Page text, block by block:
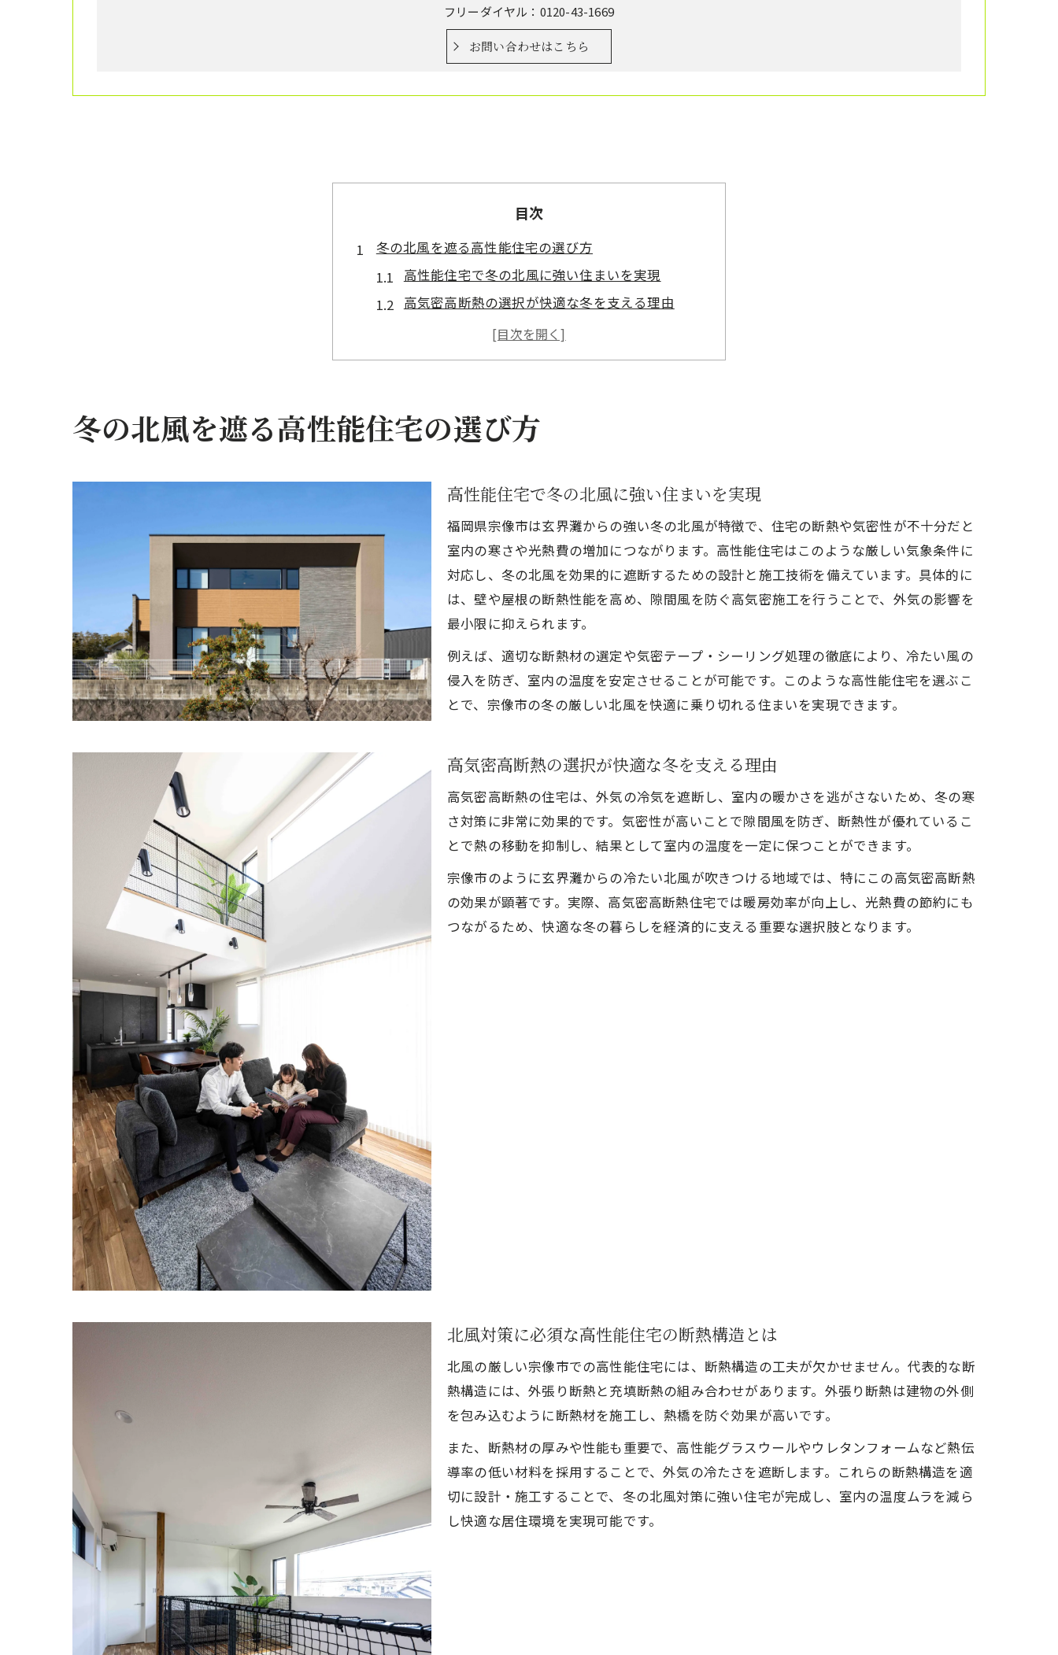
フリーダイヤル：0120-43-1669
お問い合わせはこちら
目次
冬の北風を遮る高性能住宅の選び方
高性能住宅で冬の北風に強い住まいを実現
高気密高断熱の選択が快適な冬を支える理由
北風対策に必須な高性能住宅の断熱構造とは
高性能住宅の特徴と選び方のポイントを徹底解説
高気密高断熱で叶える宗像市の快適な家づくり
高性能住宅が宗像市の冬を快適にする理由
高性能住宅の断熱性能が快適な暮らしを支える
宗像市の気候に最適な高気密高断熱住宅計画
高性能住宅なら家族の健康も守れる設計に
玄界灘からの寒風対策なら高性能住宅が最適
高性能住宅は玄界灘の寒風から家を守る
高気密高断熱住宅で北風の冷気をシャットアウト
高性能住宅が叶える冬の温かい室内環境
玄界灘の冷たい風に負けない断熱技術とは
高性能住宅で冷暖房効率も大幅アップ
高性能住宅の断熱性能が省エネを実現する
高気密高断熱の工夫で光熱費を抑える仕組み
快適な冬を叶える断熱技術の最新トレンド
高性能住宅なら健康と経済性も両立可能
省エネ住宅を選ぶ際の断熱性能チェック法
家計に優しい高性能住宅の光熱費削減術
高性能住宅で無理なく光熱費を節約する方法
住み心地アップの高性能住宅メリット総まとめ
高断熱高気密住宅のデメリットも正しく知ろう
高性能住宅選びで後悔しないための注意点
冬の北風を遮る高性能住宅の選び方
高性能住宅で冬の北風に強い住まいを実現
福岡県宗像市は玄界灘からの強い冬の北風が特徴で、住宅の断熱や気密性が不十分だと
室内の寒さや光熱費の増加につながります。高性能住宅はこのような厳しい気象条件に
対応し、冬の北風を効果的に遮断するための設計と施工技術を備えています。具体的に
は、壁や屋根の断熱性能を高め、隙間風を防ぐ高気密施工を行うことで、外気の影響を
最小限に抑えられます。
例えば、適切な断熱材の選定や気密テープ・シーリング処理の徹底により、冷たい風の
侵入を防ぎ、室内の温度を安定させることが可能です。このような高性能住宅を選ぶこ
とで、宗像市の冬の厳しい北風を快適に乗り切れる住まいを実現できます。
高気密高断熱の選択が快適な冬を支える理由
高気密高断熱の住宅は、外気の冷気を遮断し、室内の暖かさを逃がさないため、冬の寒
さ対策に非常に効果的です。気密性が高いことで隙間風を防ぎ、断熱性が優れているこ
とで熱の移動を抑制し、結果として室内の温度を一定に保つことができます。
宗像市のように玄界灘からの冷たい北風が吹きつける地域では、特にこの高気密高断熱
の効果が顕著です。実際、高気密高断熱住宅では暖房効率が向上し、光熱費の節約にも
つながるため、快適な冬の暮らしを経済的に支える重要な選択肢となります。
北風対策に必須な高性能住宅の断熱構造とは
北風の厳しい宗像市での高性能住宅には、断熱構造の工夫が欠かせません。代表的な断
熱構造には、外張り断熱と充填断熱の組み合わせがあります。外張り断熱は建物の外側
を包み込むように断熱材を施工し、熱橋を防ぐ効果が高いです。
また、断熱材の厚みや性能も重要で、高性能グラスウールやウレタンフォームなど熱伝
導率の低い材料を採用することで、外気の冷たさを遮断します。これらの断熱構造を適
切に設計・施工することで、冬の北風対策に強い住宅が完成し、室内の温度ムラを減ら
し快適な居住環境を実現可能です。